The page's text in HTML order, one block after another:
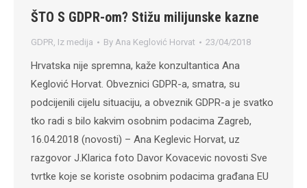
ŠTO S GDPR-om? Stižu milijunske kazne
GDPR, Iz medija By Ana Keglović Horvat 23/04/2018
Hrvatska nije spremna, kaže konzultantica Ana
Keglović Horvat. Obveznici GDPR-a, smatra, su
podcijenili cijelu situaciju, a obveznik GDPR-a je svatko
tko radi s bilo kakvim osobnim podacima Zagreb,
16.04.2018 (novosti) – Ana Keglevic Horvat, uz
razgovor J.Klarica foto Davor Kovacevic novosti Sve
tvrtke koje se koriste osobnim podacima građana EU